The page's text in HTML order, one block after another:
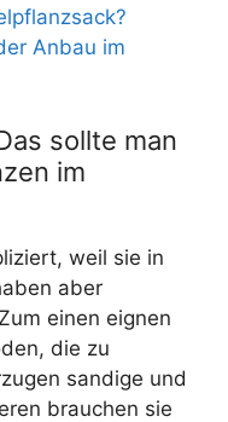
Anbau im
sollte man
im
weil sie in
aber
einen eignen
die zu
sandige und
brauchen sie